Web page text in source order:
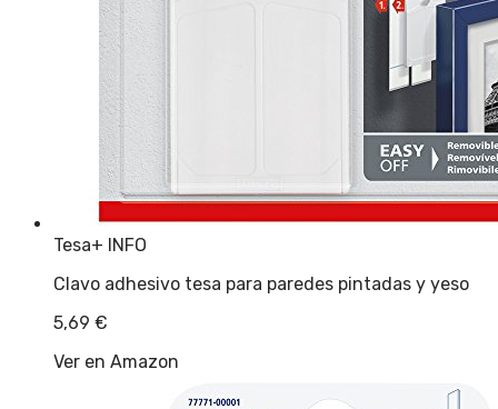
Tesa+ INFO
Clavo adhesivo tesa para paredes pintadas y yeso
5,69 €
Ver en Amazon